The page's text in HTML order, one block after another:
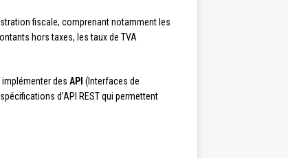
fiscale, comprenant notamment les
hors taxes, les taux de TVA
des API (Interfaces de
d’API REST qui permettent